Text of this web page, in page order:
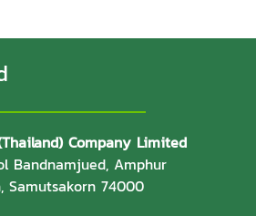
Company Limited
Bandnamjued, Amphur
Samutsakorn 74000